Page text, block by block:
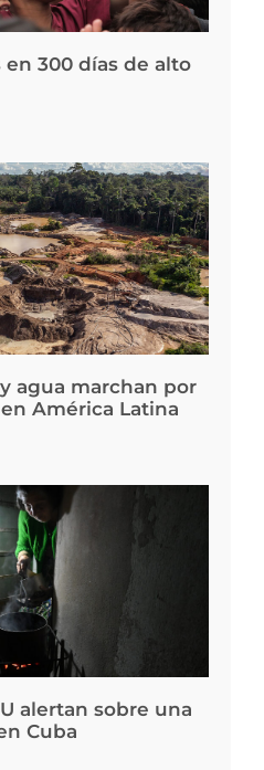
300 días de alto
agua marchan por
América Latina
alertan sobre una
Cuba